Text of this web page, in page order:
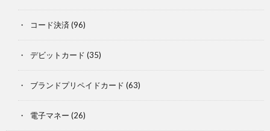
コード決済 (96)
デビットカード (35)
ブランドプリペイドカード (63)
電子マネー (26)